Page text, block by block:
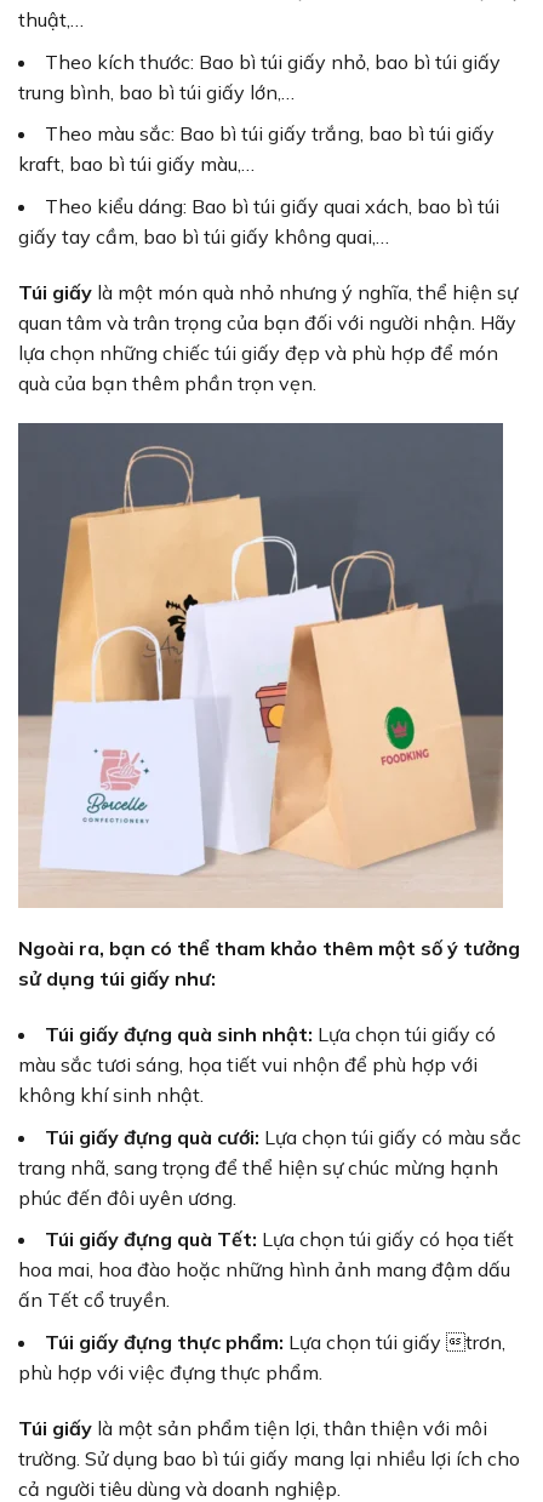
thuật,…
Theo kích thước: Bao bì túi giấy nhỏ, bao bì túi giấy
trung bình, bao bì túi giấy lớn,…
Theo màu sắc: Bao bì túi giấy trắng, bao bì túi giấy
kraft, bao bì túi giấy màu,…
Theo kiểu dáng: Bao bì túi giấy quai xách, bao bì túi
giấy tay cầm, bao bì túi giấy không quai,…
Túi giấy là một món quà nhỏ nhưng ý nghĩa, thể hiện sự
quan tâm và trân trọng của bạn đối với người nhận. Hãy
lựa chọn những chiếc túi giấy đẹp và phù hợp để món
quà của bạn thêm phần trọn vẹn.
Ngoài ra, bạn có thể tham khảo thêm một số ý tưởng
sử dụng túi giấy như:
Túi giấy đựng quà sinh nhật: Lựa chọn túi giấy có
màu sắc tươi sáng, họa tiết vui nhộn để phù hợp với
không khí sinh nhật.
Túi giấy đựng quà cưới: Lựa chọn túi giấy có màu sắc
trang nhã, sang trọng để thể hiện sự chúc mừng hạnh
phúc đến đôi uyên ương.
Túi giấy đựng quà Tết: Lựa chọn túi giấy có họa tiết
hoa mai, hoa đào hoặc những hình ảnh mang đậm dấu
ấn Tết cổ truyền.
Túi giấy đựng thực phẩm: Lựa chọn túi giấy trơn,
phù hợp với việc đựng thực phẩm.
Túi giấy là một sản phẩm tiện lợi, thân thiện với môi
trường. Sử dụng bao bì túi giấy mang lại nhiều lợi ích cho
cả người tiêu dùng và doanh nghiệp.